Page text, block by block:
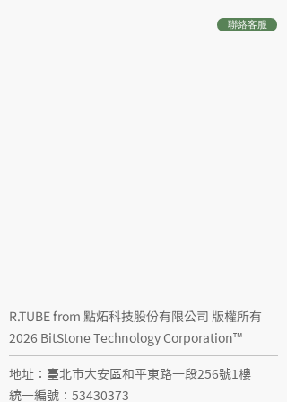
聯絡客服
R.TUBE from 點炻科技股份有限公司 版權所有
2026 BitStone Technology Corporation™
地址：臺北市大安區和平東路一段256號1樓
統一編號：53430373